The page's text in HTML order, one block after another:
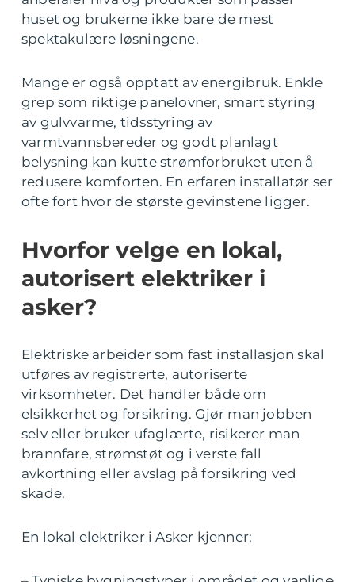
huset og brukerne ikke bare de mest
spektakulære løsningene.
Mange er også opptatt av energibruk. Enkle
grep som riktige panelovner, smart styring
av gulvvarme, tidsstyring av
varmtvannsbereder og godt planlagt
belysning kan kutte strømforbruket uten å
redusere komforten. En erfaren installatør ser
ofte fort hvor de største gevinstene ligger.
Hvorfor velge en lokal,
autorisert elektriker i
asker?
Elektriske arbeider som fast installasjon skal
utføres av registrerte, autoriserte
virksomheter. Det handler både om
elsikkerhet og forsikring. Gjør man jobben
selv eller bruker ufaglærte, risikerer man
brannfare, strømstøt og i verste fall
avkortning eller avslag på forsikring ved
skade.
En lokal elektriker i Asker kjenner: